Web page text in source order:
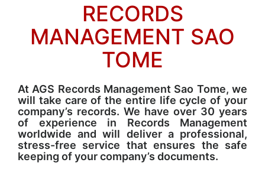
RECORDS
MANAGEMENT SAO
TOME
At AGS Records Management Sao Tome, we
will take care of the entire life cycle of your
company’s records. We have over 30 years
of experience in Records Management
worldwide and will deliver a professional,
stress-free service that ensures the safe
keeping of your company’s documents.